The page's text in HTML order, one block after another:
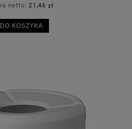
netto: 21,46 zł
DO KOSZYKA